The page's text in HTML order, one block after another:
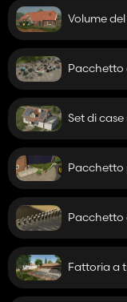
Volume
Pacchetto
Set di
Pacchetto
Pacchetto
Fattoria a